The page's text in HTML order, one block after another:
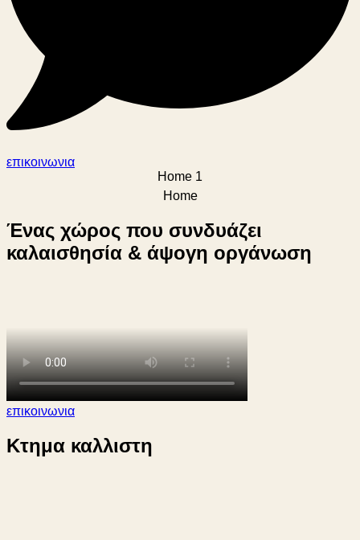
επικοινωνια
Home 1
Home
Ένας χώρος που συνδυάζει
καλαισθησία & άψογη οργάνωση
επικοινωνια
Kτημα καλλιστη